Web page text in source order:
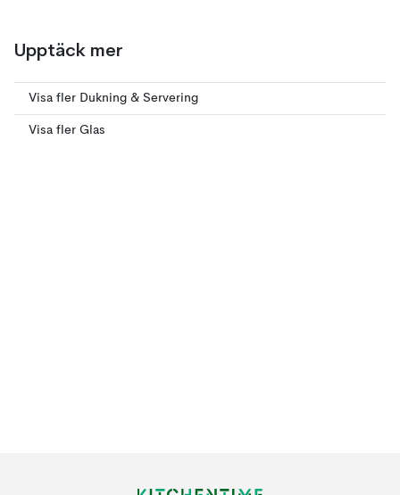
Upptäck mer
Visa fler Dukning & Servering
Visa fler Glas